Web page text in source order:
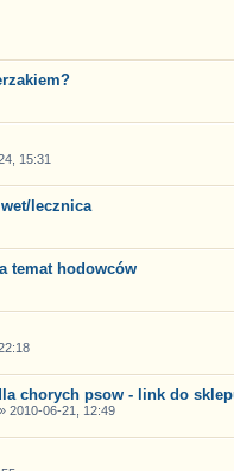
15:31
lecznica
temat hodowców
chorych psow - link do
2010-06-21, 12:49